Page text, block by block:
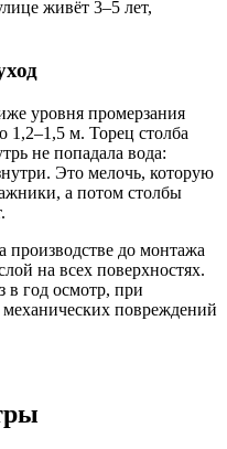
живёт 3–5 лет,
уровня промерзания
м. Торец столба
не попадала вода:
Это мелочь, которую
а потом столбы
до монтажа
на всех поверхностях.
в год осмотр, при
повреждений